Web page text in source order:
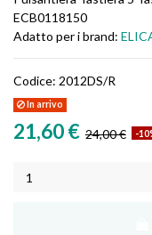
ECB0118150
Adatto per i brand:
Codice: 2012DS/R
In arrivo
21,60 € 24,00 € -